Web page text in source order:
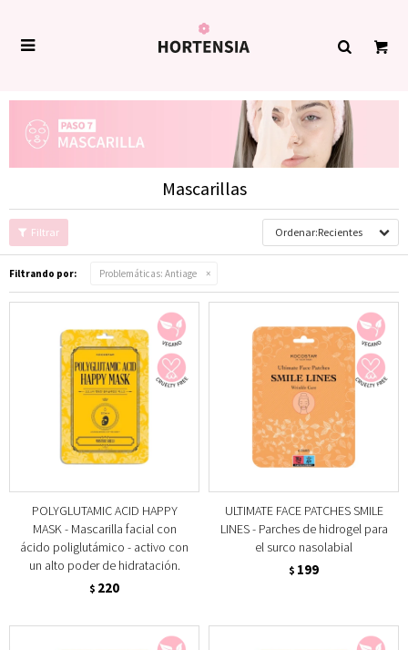

Mascarillas
Recientes
Filtrando por: Problemáticas: Antiage
POLYGLUTAMIC ACID HAPPY
MASK - Mascarilla facial con
ácido poliglutámico - activo con
un alto poder de hidratación.
$ 220
ULTIMATE FACE PATCHES SMILE
LINES - Parches de hidrogel para
el surco nasolabial
$ 199